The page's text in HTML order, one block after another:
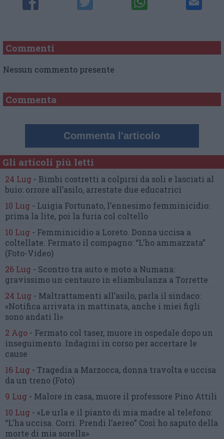
Commenti
Nessun commento presente
Commenta
Commenta l'articolo
Gli articoli più letti
24 Lug - Bimbi costretti a colpirsi da soli e lasciati al
buio: orrore all’asilo, arrestate due educatrici
10 Lug - Luigia Fortunato, l’ennesimo femminicidio:
prima la lite, poi la furia col coltello
10 Lug - Femminicidio a Loreto. Donna uccisa a
coltellate. Fermato il compagno: “L’ho ammazzata”
(Foto-Video)
26 Lug - Scontro tra auto e moto a Numana:
gravissimo un centauro in eliambulanza a Torrette
24 Lug - Maltrattamenti all’asilo, parla il sindaco:
«Notifica arrivata in mattinata, anche i miei figli
sono andati lì»
2 Ago - Fermato col taser, muore in ospedale dopo un
inseguimento. Indagini in corso per accertare le
cause
16 Lug - Tragedia a Marzocca, donna travolta e uccisa
da un treno (Foto)
9 Lug - Malore in casa, muore il professore Pino Attili
10 Lug - «Le urla e il pianto di mia madre al telefono:
“L’ha uccisa. Corri. Prendi l’aereo” Così ho saputo della
morte di mia sorella»